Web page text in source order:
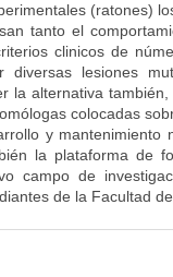
(ratones)
tanto el
clinicos de
diversas lesiones
la alternativa
colocadas
y mantenimiento
la plataforma de
campo de
de la Facultad de